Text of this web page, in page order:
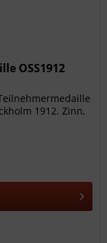
OSS1912
1912. Zinn,